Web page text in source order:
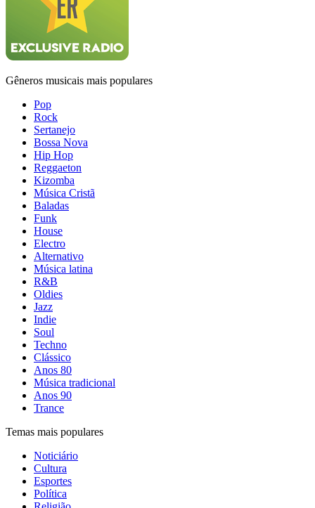
Gêneros musicais mais populares
Pop
Rock
Sertanejo
Bossa Nova
Hip Hop
Reggaeton
Kizomba
Música Cristã
Baladas
Funk
House
Electro
Alternativo
Música latina
R&B
Oldies
Jazz
Indie
Soul
Techno
Clássico
Anos 80
Música tradicional
Anos 90
Trance
Temas mais populares
Noticiário
Cultura
Esportes
Política